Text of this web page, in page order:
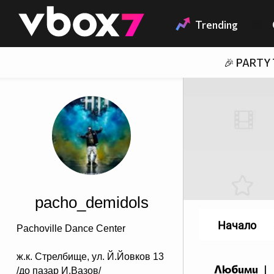
👾 Trending
🎉 PARTY
pacho_demidols
Pachoville Dance Center
ж.к. Стрелбище, ул. Й.Йовков 13
/до пазар И.Вазов/
Любими |
Начало